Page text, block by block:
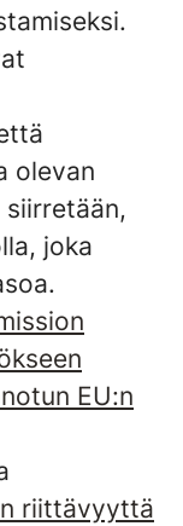
olevan
joka
EU:n
riittävyyttä